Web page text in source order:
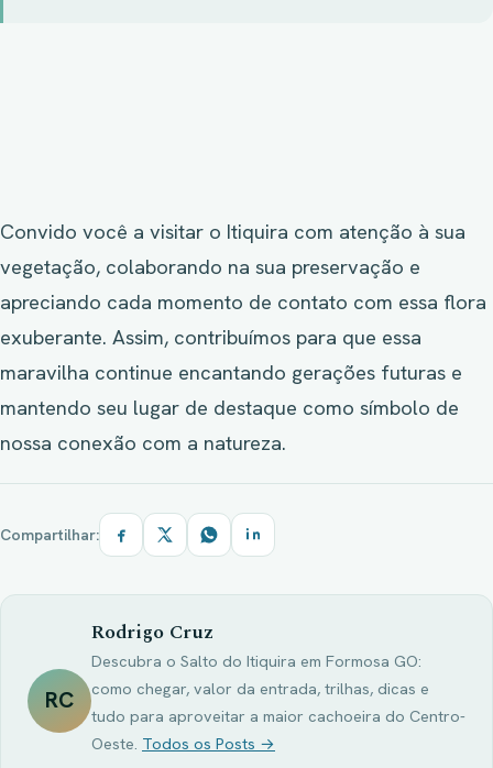
Convido você a visitar o Itiquira com atenção à sua
vegetação, colaborando na sua preservação e
apreciando cada momento de contato com essa flora
exuberante. Assim, contribuímos para que essa
maravilha continue encantando gerações futuras e
mantendo seu lugar de destaque como símbolo de
nossa conexão com a natureza.
Compartilhar:
RC
Rodrigo Cruz
Descubra o Salto do Itiquira em Formosa GO:
como chegar, valor da entrada, trilhas, dicas e
tudo para aproveitar a maior cachoeira do Centro-
Oeste. Todos os Posts →